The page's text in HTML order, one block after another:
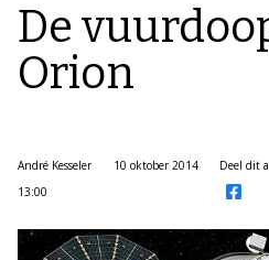
De
Orion
André Kesseler
10 oktober 2014
13:00
Deel dit